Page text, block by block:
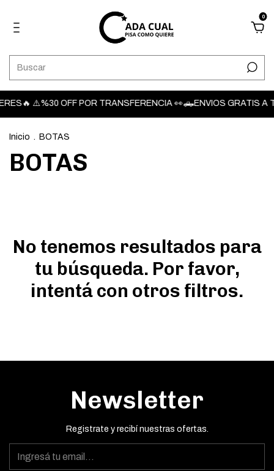
0
⚠️%30 OFF POR TRANSFERENCIA 👀🛻ENVIOS GRATIS A
Inicio . BOTAS
BOTAS
No tenemos resultados para
tu búsqueda. Por favor,
intentá con otros filtros.
Newsletter
Registrate y recibí nuestras ofertas.